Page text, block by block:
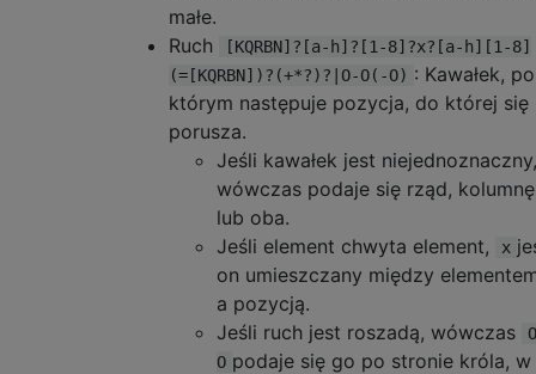
małe.
Ruch
[KQRBN]?[a-h]?[1-8]?x?[a-h][1-8]
(=[KQRBN])?(+*?)?|O-O(-O) : Kawałek, po
którym następuje pozycja, do której się
porusza.
Jeśli kawałek jest niejednoznaczny,
wówczas podaje się rząd, kolumnę
lub oba.
Jeśli element chwyta element,
x
on umieszczany między
a pozycją.
Jeśli ruch jest roszadą, wówczas
O podaje się go po stronie króla, w